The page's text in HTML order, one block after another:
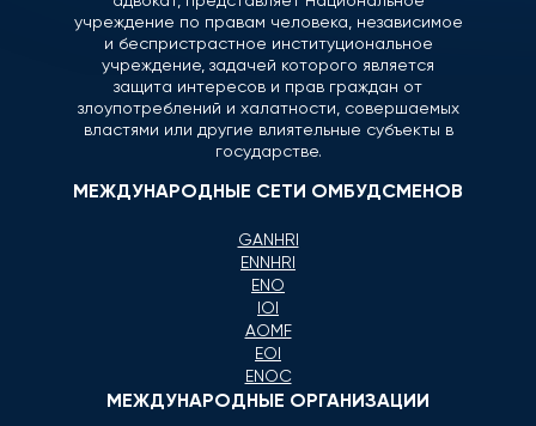
учреждение по правам человека, независимое
и беспристрастное институциональное
учреждение, задачей которого является
защита интересов и прав граждан от
злоупотреблений и халатности, совершаемых
властями или другие влиятельные субъекты в
государстве.
МЕЖДУНАРОДНЫЕ СЕТИ ОМБУДСМЕНОВ
GANHRI
ENNHRI
ENO
IOI
AOMF
EOI
ENOC
МЕЖДУНАРОДНЫЕ ОРГАНИЗАЦИИ